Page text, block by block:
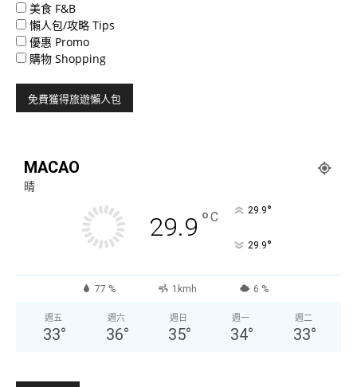
美食 F&B
懶人包/攻略 Tips
優惠 Promo
購物 Shopping
MACAO
晴
29.9 °C 29.9°
29.9°
77 % 1kmh 6 %
週五
33°
週六
36°
週日
35°
週一
34°
週二
33°